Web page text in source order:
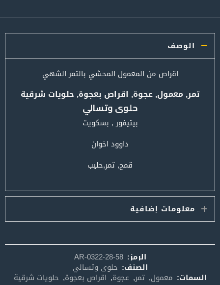
الوصف
اقراص من المعمول المحشي بالتمر الشهي
تمر, معمول, عجوة, اقراص بعجوة, حلويات شرقية
حلوى وتسالي
بيتيفور , بسكويت
داوود اخوان
قمح, تمر,حليب
معلومات إضافية
الرمز: AR-0322-28-58
الصنف: حلوى وتسالي
السمات: معمول, تمر, عجوة, اقراص بعجوة, حلويات شرقية